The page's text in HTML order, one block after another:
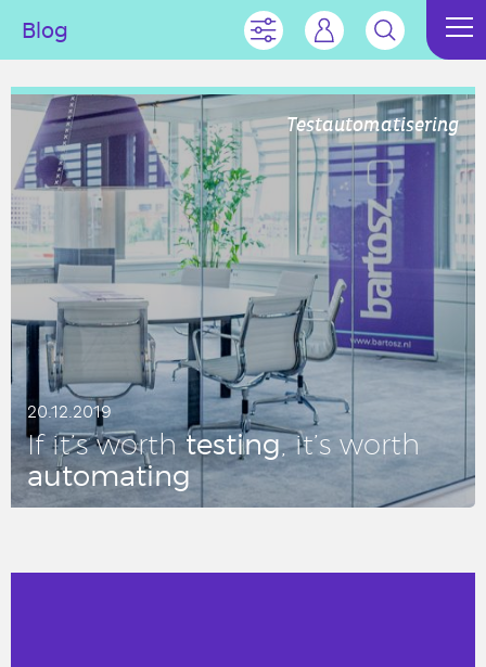
Blog
Testautomatisering
20.12.2019
If it’s worthtesting, it’s worth
au­to­ma­ting